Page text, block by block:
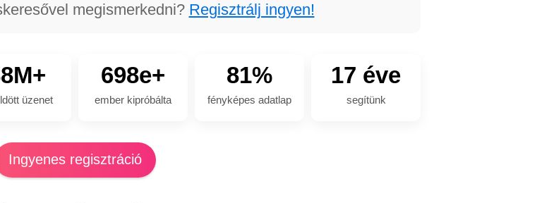
megismerkedni? Regisztrálj ingyen!
üzenet
698e+
ember kipróbálta
81%
fényképes adatlap
17 éve
segítünk
Ingyenes regisztráció